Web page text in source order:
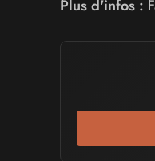
Plus d'infos :